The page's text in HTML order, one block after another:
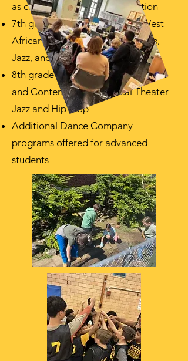
as composition and improvisation
7th grade curriculum includes West
African and Caribbean Folk forms,
Jazz, and Dance History
8th grade curriculum includes Ballet
and Contemporary, Musical Theater
Jazz and Hip-Hop
Additional Dance Company
programs offered for advanced
students